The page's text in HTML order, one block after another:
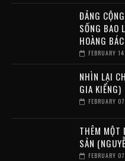
ĐẢNG
SỐNG BAO
HOÀNG
FEBRUARY
NHÌN LẠI
GIA KIỂNG)
FEBRUARY
THÊM MỘT
SẢN
FEBRUARY